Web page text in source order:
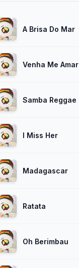
A Brisa Do Mar
Venha Me Amar
Samba Reggae
I Miss Her
Madagascar
Ratata
Oh Berimbau